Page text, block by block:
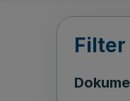
Filter